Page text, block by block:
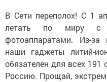
В Сети переполох! С 1
летать по миру с
фотоаппаратами. Из-за
наши гаджеты литий-
обязателен для всех 191
Россию. Прощай,